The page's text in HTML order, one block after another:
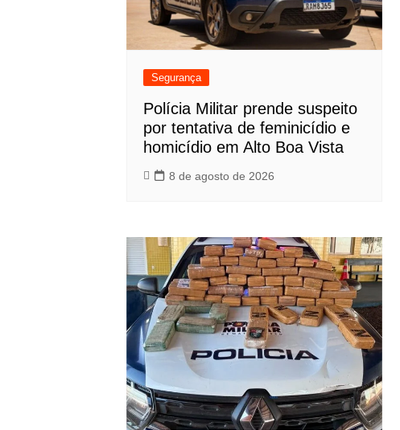
Segurança
Polícia Militar prende suspeito
por tentativa de feminicídio e
homicídio em Alto Boa Vista
8 de agosto de 2026